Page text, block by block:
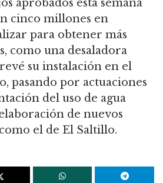
aprobados esta semana
cinco millones en
para obtener más
como una desaladora
su instalación en el
pasando por actuaciones
del uso de agua
de nuevos
el de El Saltillo.